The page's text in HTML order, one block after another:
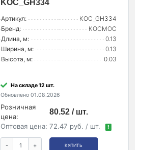
KOC_GH334
Артикул:
KOC_GH334
Бренд:
КОСМОС
Длина, м:
0.13
Ширина, м:
0.13
Высота, м:
0.03
На складе 12 шт.
Обновлено 01.08.2026
Розничная
цена:
80.52 / шт.
Оптовая цена: 72.47 руб. / шт. !
- + КУПИТЬ